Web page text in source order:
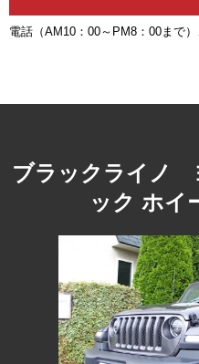
電話（AM10：00～PM8：00まで
ブラックライノ
ック ホイ